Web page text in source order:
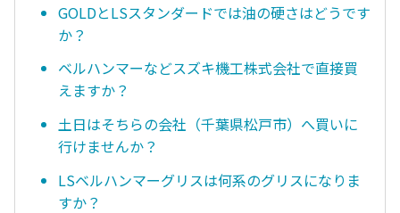
GOLDとLSスタンダードでは油の硬さはどうです
か？
ベルハンマーなどスズキ機工株式会社で直接買
えますか？
土日はそちらの会社（千葉県松戸市）へ買いに
行けませんか？
LSベルハンマーグリスは何系のグリスになりま
すか？